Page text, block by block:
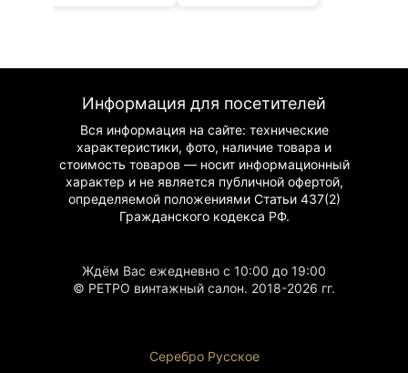
Информация для посетителей
Вся информация на сайте: технические
характеристики, фото, наличие товара и
стоимость товаров — носит информационный
характер и не является публичной офертой,
определяемой положениями Статьи 437(2)
Гражданскогокодекса РФ.
Ждём Вас ежедневно с 10:00 до 19:00
© РЕТРО винтажный салон. 2018-2026 гг.
Серебро Русское